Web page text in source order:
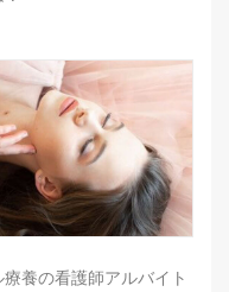
養の看護師アルバイト